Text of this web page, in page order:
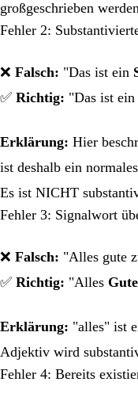
großgeschrieben
Fehler 2:
❌ Falsch: "Das ist ein
✅ Richtig: "Das ist ein
Erklärung: Hier
ist deshalb ein
Es ist NICHT
Fehler 3: Signalwort
❌ Falsch: "Alles gute
✅ Richtig: "Alles Gute
Erklärung: "alles" ist
Adjektiv wird
Fehler 4: Bereits